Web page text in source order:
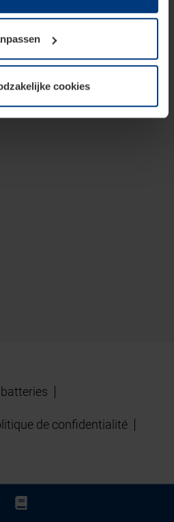
vereist is. Voor alle andere
benodigd. Uw
moment bij de uitleg van de
cookies
de confidentialité